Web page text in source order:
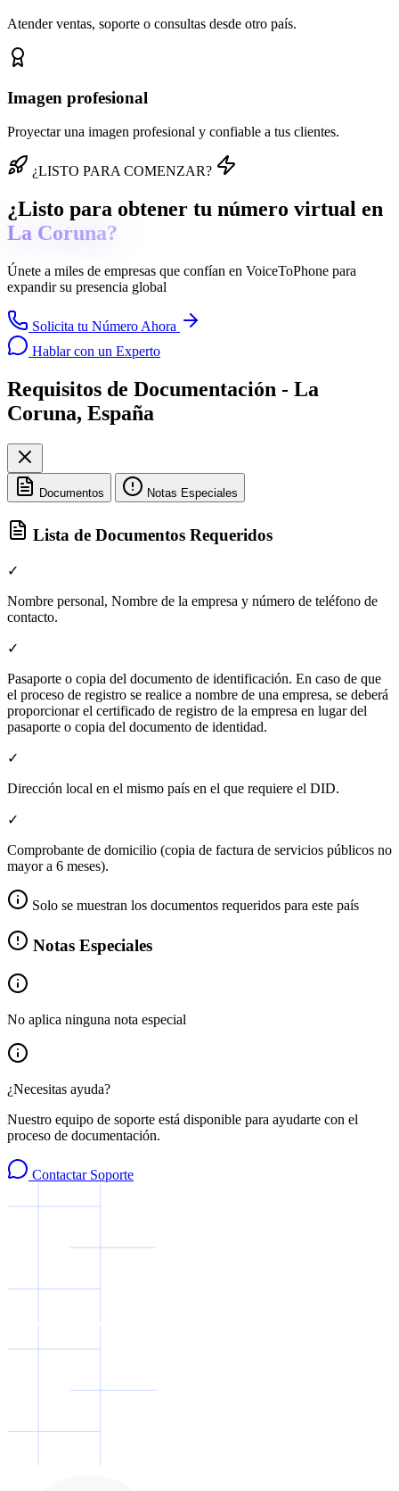
Atender ventas, soporte o consultas desde otro país.
Imagen profesional
Proyectar una imagen profesional y confiable a tus clientes.
¿LISTO PARA COMENZAR?
¿Listo para obtener tu número virtual en
La Coruna?
Únete a miles de empresas que confían en VoiceToPhone para
expandir su presencia global
Solicita tu Número Ahora
Hablar con un Experto
Requisitos de Documentación - La
Coruna, España
Documentos Notas Especiales
Lista de Documentos Requeridos
✓
Nombre personal, Nombre de la empresa y número de teléfono de
contacto.
✓
Pasaporte o copia del documento de identificación. En caso de que
el proceso de registro se realice a nombre de una empresa, se deberá
proporcionar el certificado de registro de la empresa en lugar del
pasaporte o copia del documento de identidad.
✓
Dirección local en el mismo país en el que requiere el DID.
✓
Comprobante de domicilio (copia de factura de servicios públicos no
mayor a 6 meses).
Solo se muestran los documentos requeridos para este país
Notas Especiales
No aplica ninguna nota especial
¿Necesitas ayuda?
Nuestro equipo de soporte está disponible para ayudarte con el
proceso de documentación.
Contactar Soporte